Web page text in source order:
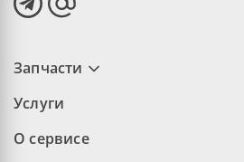
Запчасти
Услуги
О сервисе